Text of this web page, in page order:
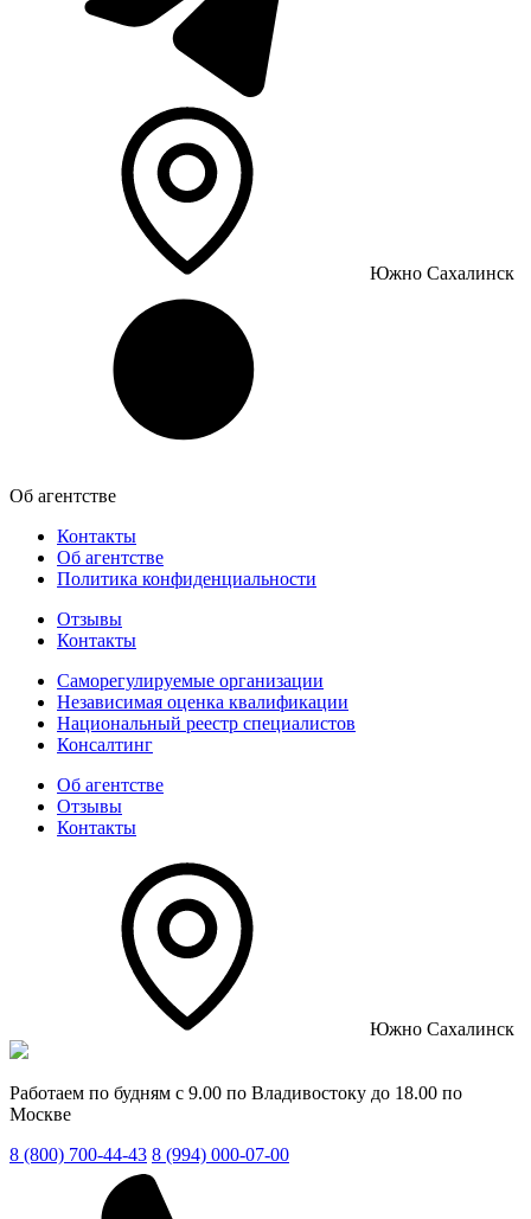
Южно Сахалинск
Об агентстве
Контакты
Об агентстве
Политика конфиденциальности
Отзывы
Контакты
Саморегулируемые организации
Независимая оценка квалификации
Национальный реестр специалистов
Консалтинг
Об агентстве
Отзывы
Контакты
Южно Сахалинск
Работаем по будням с 9.00 по Владивостоку до 18.00 по
Москве
8 (800) 700-44-43 8 (994) 000-07-00